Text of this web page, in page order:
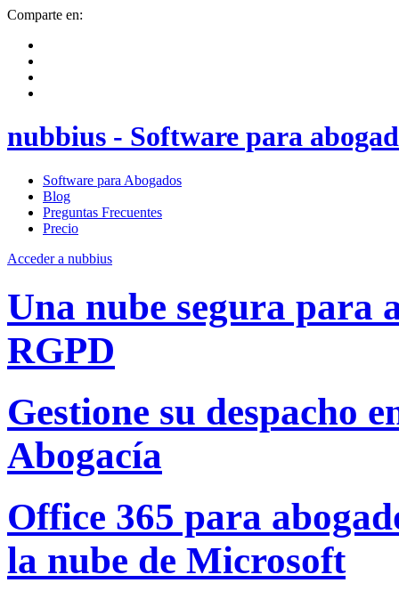
Comparte en:
nubbius - Software para
Software para Abogados
Blog
Preguntas Frecuentes
Precio
Acceder a nubbius
Una nube segura para
RGPD
Gestione su despacho
Abogacía
Office 365 para
la nube de Microsoft